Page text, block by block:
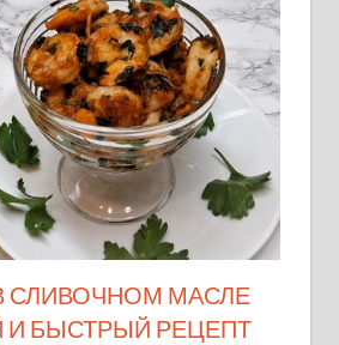
СЛИВОЧНОМ МАСЛЕ
БЫСТРЫЙ РЕЦЕПТ